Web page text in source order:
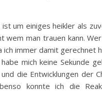
um einiges heikler als
wem man trauen kann.
ich immer damit gerechnet
mich keine Sekunde
die Entwicklungen der
konnte ich die